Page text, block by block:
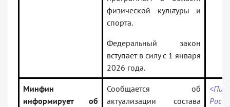
физической культуры и
спорта.
Федеральный закон
вступает в силу с 1 января
2026 года.
Минфин
информирует об
Сообщается об
актуализации состава